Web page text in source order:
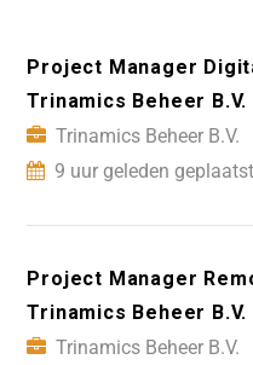
Project Manager
Trinamics Beheer
Trinamics Beheer B.V.
9 uur geleden geplaatst
Project Manager
Trinamics Beheer
Trinamics Beheer B.V.